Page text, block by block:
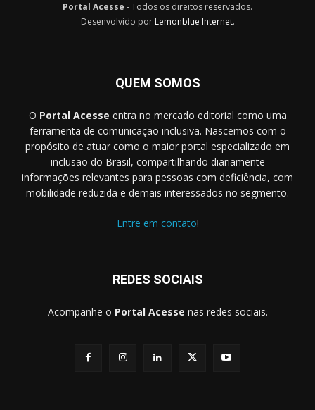
Portal Acesse - Todos os direitos reservados.
Desenvolvido por Lemonblue Internet.
QUEM SOMOS
O Portal Acesse entra no mercado editorial como uma
ferramenta de comunicação inclusiva. Nascemos com o
propósito de atuar como o maior portal especializado em
inclusão do Brasil, compartilhando diariamente
informações relevantes para pessoas com deficiência, com
mobilidade reduzida e demais interessados no segmento.
Entre em contato!
REDES SOCIAIS
Acompanhe o Portal Acesse nas redes sociais.